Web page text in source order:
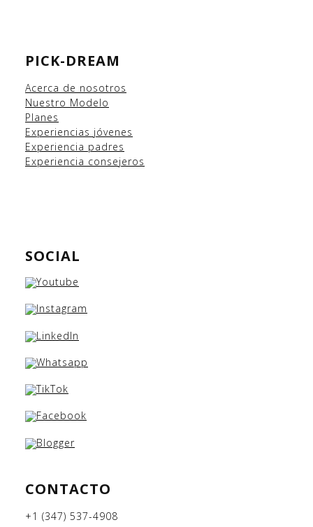
PICK-DREAM
Acerca de nosotros
Nuestro Modelo
Planes
Experiencias jóvenes
Experiencia padres
Experiencia consejeros
SOCIAL
CONTACTO
+1 (347) 537-4908